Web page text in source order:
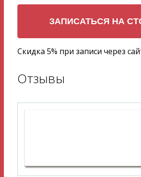
Скидка 5% при записи через
Отзывы